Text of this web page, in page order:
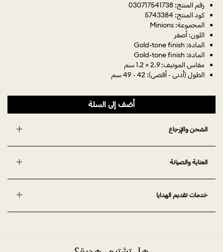
رقم المنتج: 030717541738
كود المنتج: 5743384
المجموعة: Minions
اللون: أصفر
المادة: Gold-tone finish
المادة: Gold-tone finish
مقاس الموتيف: 2.9 × 1.2 سم
الطول (أدنى - أقصى): 42 - 49 سم
أضف إلى السلة
الشحن والإرجاع
العناية والصيانة
خدمات تقديم الهدايا